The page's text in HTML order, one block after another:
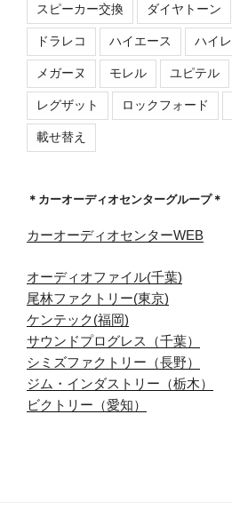
スピーカー交換 ダイヤトーン
ドラレコ ハイエース ハイ
メガーヌ モレル ユピテル
レグザット ロックフォード
載せ替え
＊カーオーディオセンターグループ＊
カーオーディオセンターWEB
オーディオファイル(千葉)
尾林ファクトリー(東京)
ケンテック(福岡)
サウンドプログレス（千葉）
シミズファクトリー（長野）
ジム・インダストリー（栃木）
ビクトリー（愛知）